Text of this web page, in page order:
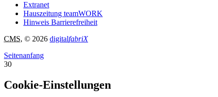
Extranet
Hauszeitung teamWORK
Hinweis Barrierefreiheit
CMS, © 2026 digitalfabriX
Seitenanfang
30
Cookie-Einstellungen